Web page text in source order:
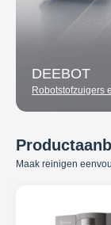
DEEBOT
Robotstofzuigers
Maak reinigen